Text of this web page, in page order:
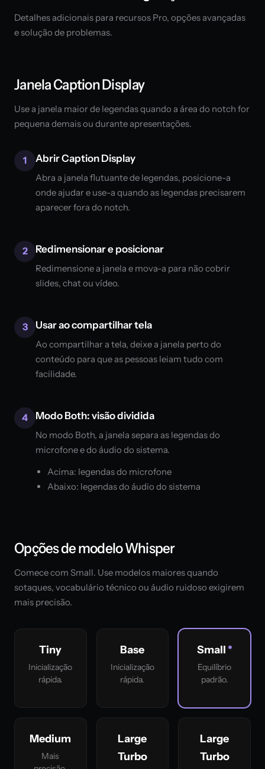
Detalhes adicionais para recursos Pro, opções avançadas
e solução de problemas.
Janela Caption Display
Use a janela maior de legendas quando a área do notch for
pequena demais ou durante apresentações.
1 Abrir Caption Display
Abra a janela flutuante de legendas, posicione-a
onde ajudar e use-a quando as legendas precisarem
aparecer fora do notch.
2 Redimensionar e posicionar
Redimensione a janela e mova-a para não cobrir
slides, chat ou vídeo.
3 Usar ao compartilhar tela
Ao compartilhar a tela, deixe a janela perto do
conteúdo para que as pessoas leiam tudo com
facilidade.
4 Modo Both: visão dividida
No modo Both, a janela separa as legendas do
microfone e do áudio do sistema.
Acima: legendas do microfone
Abaixo: legendas do áudio do sistema
Opções de modelo Whisper
Comece com Small. Use modelos maiores quando
sotaques, vocabulário técnico ou áudio ruidoso exigirem
mais precisão.
Tiny
Inicialização
rápida.
Base
Inicialização
rápida.
Small
Equilíbrio
padrão.
Medium
Mais
Large
Turbo
Large
Turbo